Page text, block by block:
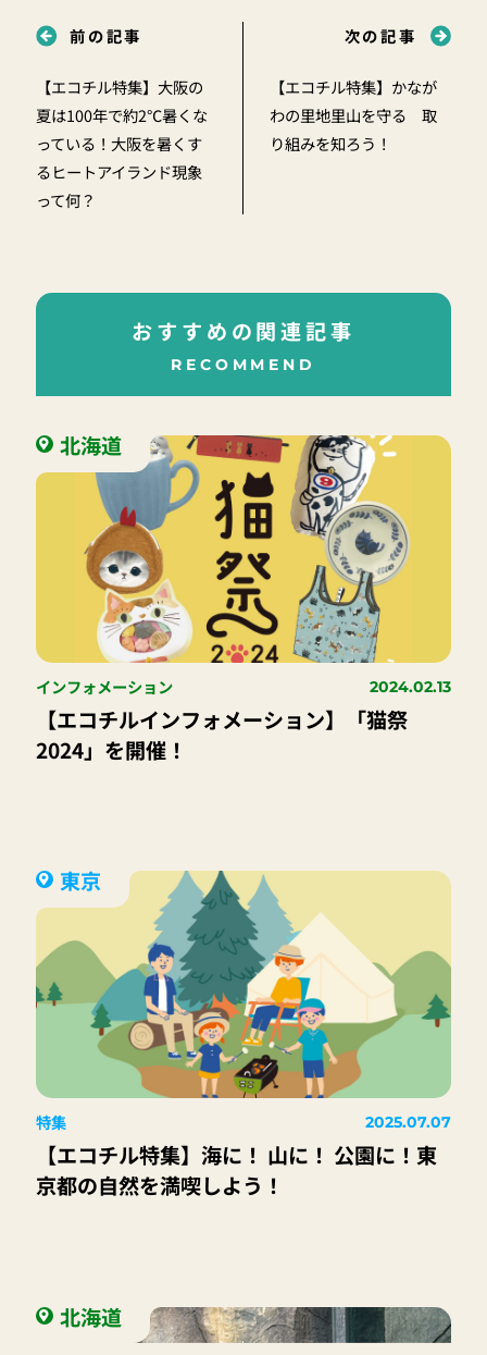
前の記事
【エコチル特集】大阪の
夏は100年で約2℃暑くな
っている！大阪を暑くす
るヒートアイランド現象
って何？
次の記事
【エコチル特集】かなが
わの里地里山を守る 取
り組みを知ろう！
おすすめの関連記事
RECOMMEND
北海道
インフォメーション 2024.02.13
【エコチルインフォメーション】「猫祭
2024」を開催！
東京
特集 2025.07.07
【エコチル特集】海に！ 山に！ 公園に！東
京都の自然を満喫しよう！
北海道